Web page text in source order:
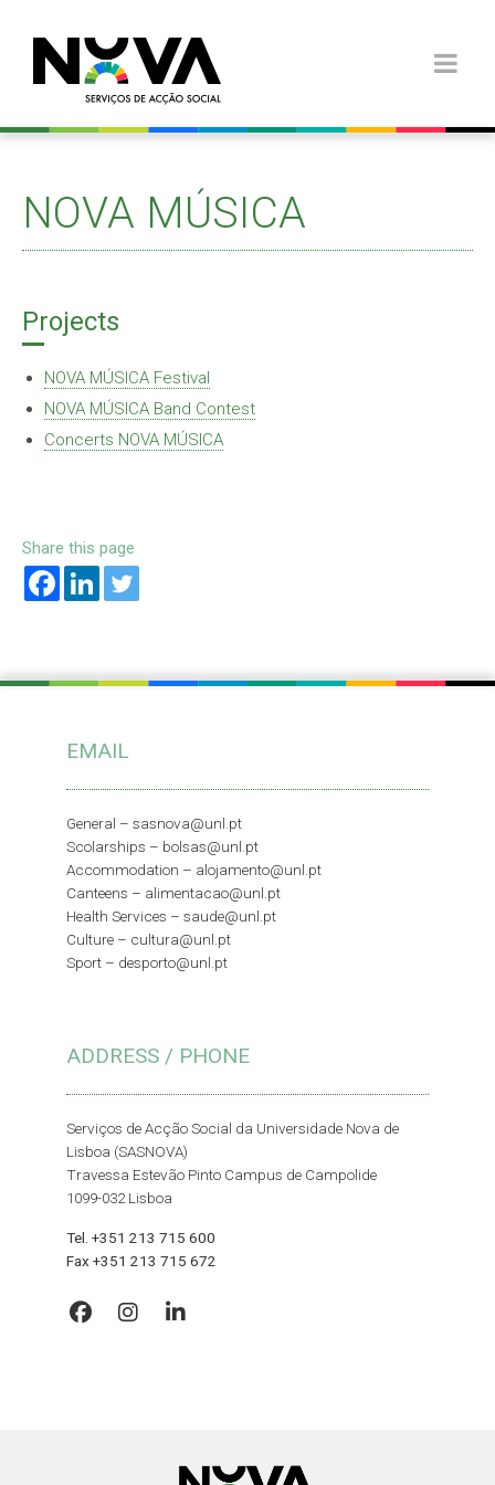
NOVA MÚSICA
Projects
NOVA MÚSICA Festival
NOVA MÚSICA Band Contest
Concerts NOVA MÚSICA
Share this page
EMAIL
General – sasnova@unl.pt
Scolarships – bolsas@unl.pt
Accommodation – alojamento@unl.pt
Canteens – alimentacao@unl.pt
Health Services – saude@unl.pt
Culture – cultura@unl.pt
Sport – desporto@unl.pt
ADDRESS / PHONE
Serviços de Acção Social da Universidade Nova de
Lisboa (SASNOVA)
Travessa Estevão Pinto Campus de Campolide
1099-032 Lisboa
Tel. +351 213 715 600
Fax +351 213 715 672